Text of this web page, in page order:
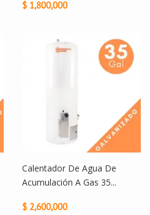
$ 1,800,000
Calentador De Agua De
Acumulación A Gas 35...
$ 2,600,000